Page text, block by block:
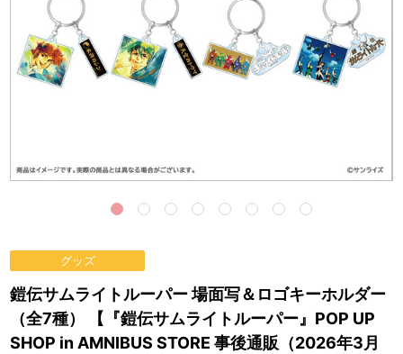
グッズ
鎧伝サムライトルーパー 場面写＆ロゴキーホルダー
（全7種） 【『鎧伝サムライトルーパー』POP UP
SHOP in AMNIBUS STORE 事後通販（2026年3月